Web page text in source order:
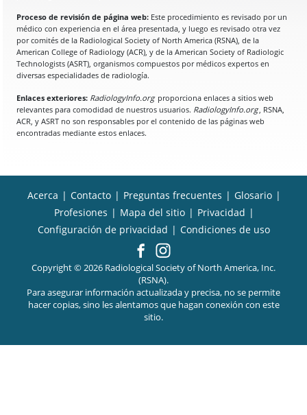
Proceso de revisión de página web: Este procedimiento es revisado por un
médico con experiencia en el área presentada, y luego es revisado otra vez
por comités de la Radiological Society of North America (RSNA), de la
American College of Radiology (ACR), y de la American Society of Radiologic
Technologists (ASRT), organismos compuestos por médicos expertos en
diversas especialidades de radiología.
Enlaces exteriores: RadiologyInfo.org proporciona enlaces a sitios web
relevantes para comodidad de nuestros usuarios. RadiologyInfo.org, RSNA,
ACR, y ASRT no son responsables por el contenido de las páginas web
encontradas mediante estos enlaces.
Acerca | Contacto | Preguntas frecuentes | Glosario |
Profesiones | Mapa del sitio | Privacidad |
Configuración de privacidad | Condiciones de uso
Copyright © 2026 Radiological Society of North America, Inc.
(RSNA).
Para asegurar información actualizada y precisa, no se permite
hacer copias, sino les alentamos que hagan conexión con este
sitio.